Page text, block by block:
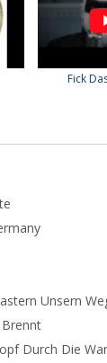
Fick
Unsern
Durch Die